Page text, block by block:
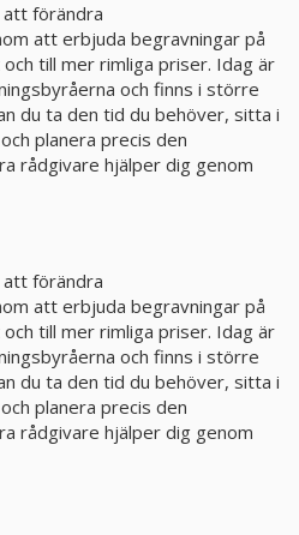
förändra
att erbjuda begravningar på
till mer rimliga priser. Idag är
och finns i större
du ta den tid du behöver, sitta i
planera precis den
rådgivare hjälper dig genom
förändra
att erbjuda begravningar på
till mer rimliga priser. Idag är
och finns i större
du ta den tid du behöver, sitta i
planera precis den
rådgivare hjälper dig genom